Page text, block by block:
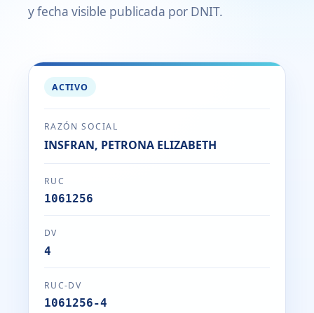
y fecha visible publicada por DNIT.
ACTIVO
RAZÓN SOCIAL
INSFRAN, PETRONA ELIZABETH
RUC
1061256
DV
4
RUC-DV
1061256-4